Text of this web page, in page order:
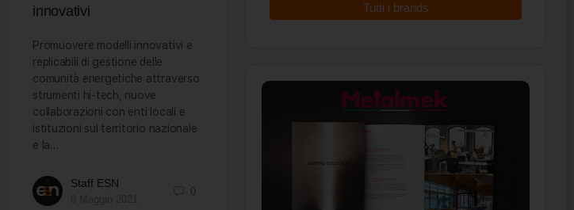
innovativi
Promuovere modelli innovativi e
replicabili di gestione delle
comunità energetiche attraverso
strumenti hi-tech, nuove
collaborazioni con enti locali e
istituzioni sul territorio nazionale
e la…
Staff ESN
0
Tutti i brands